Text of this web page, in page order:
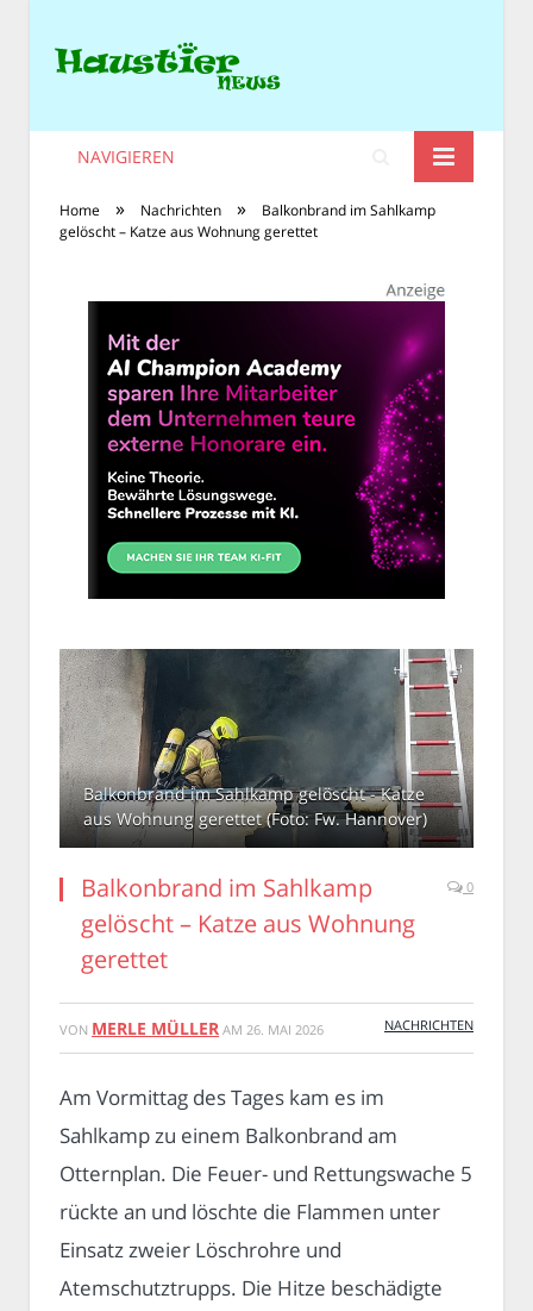
NAVIGIEREN
Home » Nachrichten »
Balkonbrand im Sahlkamp
gelöscht – Katze aus Wohnung gerettet
Balkonbrand im Sahlkamp gelöscht - Katze
aus Wohnung gerettet (Foto: Fw. Hannover)
Balkonbrand im Sahlkamp
gelöscht – Katze aus Wohnung
gerettet
0
VON MERLE MÜLLER AM 26. MAI 2026 NACHRICHTEN
Am Vormittag des Tages kam es im
Sahlkamp zu einem Balkonbrand am
Otternplan. Die Feuer- und Rettungswache 5
rückte an und löschte die Flammen unter
Einsatz zweier Löschrohre und
Atemschutztrupps. Die Hitze beschädigte